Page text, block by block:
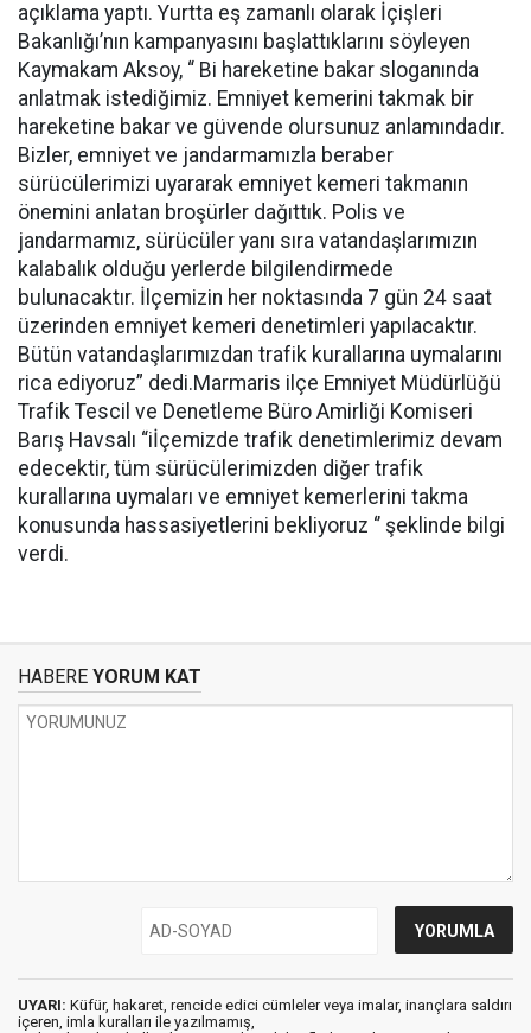
açıklama yaptı. Yurtta eş zamanlı olarak İçişleri
Bakanlığı’nın kampanyasını başlattıklarını söyleyen
Kaymakam Aksoy, “ Bi hareketine bakar sloganında
anlatmak istediğimiz. Emniyet kemerini takmak bir
hareketine bakar ve güvende olursunuz anlamındadır.
Bizler, emniyet ve jandarmamızla beraber
sürücülerimizi uyararak emniyet kemeri takmanın
önemini anlatan broşürler dağıttık. Polis ve
jandarmamız, sürücüler yanı sıra vatandaşlarımızın
kalabalık olduğu yerlerde bilgilendirmede
bulunacaktır. İlçemizin her noktasında 7 gün 24 saat
üzerinden emniyet kemeri denetimleri yapılacaktır.
Bütün vatandaşlarımızdan trafik kurallarına uymalarını
rica ediyoruz” dedi.Marmaris ilçe Emniyet Müdürlüğü
Trafik Tescil ve Denetleme Büro Amirliği Komiseri
Barış Havsalı “iİçemizde trafik denetimlerimiz devam
edecektir, tüm sürücülerimizden diğer trafik
kurallarına uymaları ve emniyet kemerlerini takma
konusunda hassasiyetlerini bekliyoruz ‘’ şeklinde bilgi
verdi.
HABERE YORUM KAT
UYARI: Küfür, hakaret, rencide edici cümleler veya imalar, inançlara saldırı
içeren, imla kuralları ile yazılmamış,